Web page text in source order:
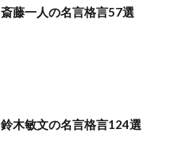
斎藤一人の名言格言57選
鈴木敏文の名言格言124選